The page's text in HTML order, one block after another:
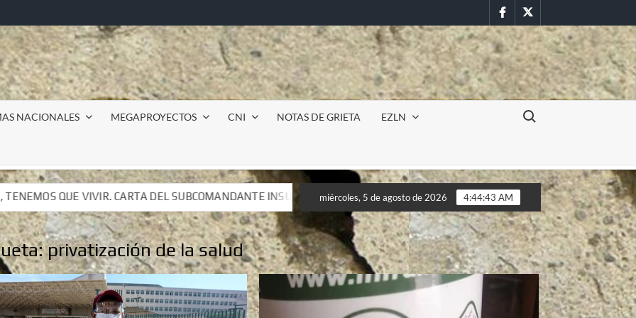
FacebookTwitter
NACIONALES MEGAPROYECTOS CNI NOTAS DE GRIETA EZLN
Buscar:
SUBCOMANDANTE INSURGENTE MOISÉS A LUIS DE TAVIRA
Incursión militar en la UAEM (Morelos) durante paro
SUBCOMANDANTE INSURGENTE MOISÉS A LUIS DE TAVIRA
Incursión militar en la UAEM (Morelos) durante paro
miércoles, 5 de agosto de 2026 4:44:46 AM
privatización de la salud